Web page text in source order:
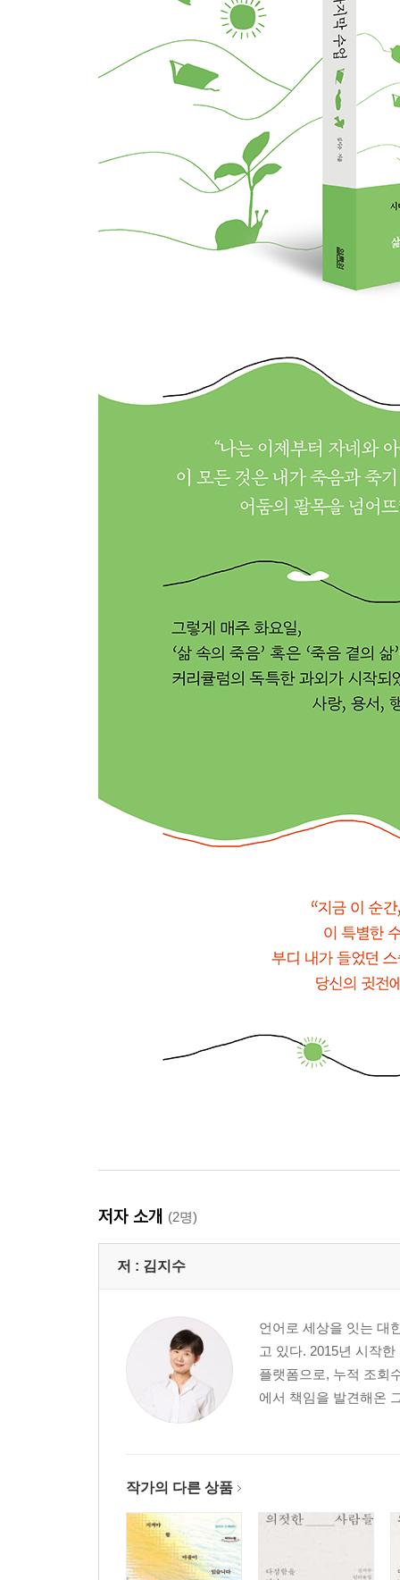
12. 눈부신 하루
누가 짐승이 되고 누가 초인이 될까 / 인간은 타인
작은 죽음들의 시간, 정적 / 네 개의 눈 / 지혜자 혹
14. 또 한 번의 봄
의식주의 언어, 진선미의 언어 / 돈의 길, 피의 길,
15. 또 한 번의 여름-생육하고 번성하라
라스트 인터뷰 “죽음을 기다리며 나는 탄생의 신비
저자 소개 (2명)
저 : 김지수
언어로 세상을 잇는 대
고 있다. 2015년 시작
플랫폼으로, 누적 조회
에서 책임을 발견해온
작가의 다른 상품